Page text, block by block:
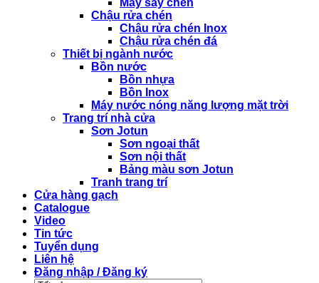
Chậu rửa chén
Chậu rửa chén Inox
Chậu rửa chén đá
Thiết bị ngành nước
Bồn nước
Bồn nhựa
Bồn Inox
Máy nước nóng năng lượng mặt trời
Trang trí nhà cửa
Sơn Jotun
Sơn ngoại thất
Sơn nội thất
Bảng màu sơn Jotun
Tranh trang trí
Cửa hàng gạch
Catalogue
Video
Tin tức
Tuyển dụng
Liên hệ
Đăng nhập / Đăng ký